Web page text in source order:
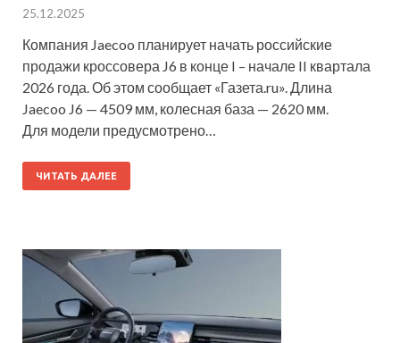
25.12.2025
Компания Jaecoo планирует начать российские
продажи кроссовера J6 в конце I – начале II квартала
2026 года. Об этом сообщает «Газета.ru». Длина
Jaecoo J6 — 4509 мм, колесная база — 2620 мм.
Для модели предусмотрено…
ЧИТАТЬ ДАЛЕЕ